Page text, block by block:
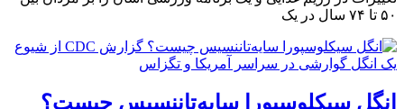
۵۰ تا ۷۴ سال در یک
انگل سیکلوسپورا سایه‌تاننسیس چیست؟